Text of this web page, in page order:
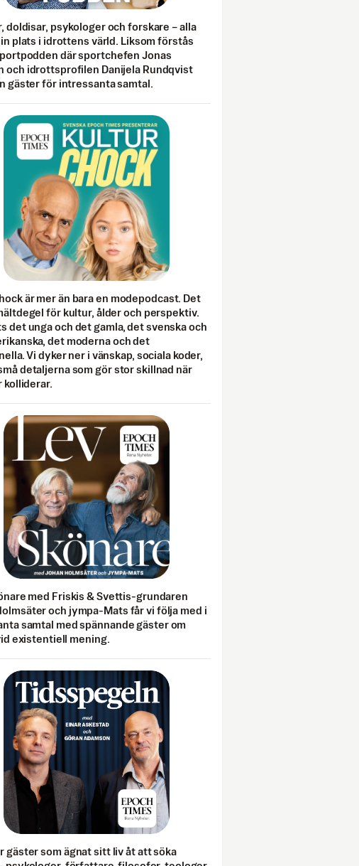
doldisar, psykologer och forskare – alla
plats i idrottens värld. Liksom förstås
där sportchefen Jonas
och idrottsprofilen Danijela Rundqvist
gäster för intressanta samtal.
är mer än bara en modepodcast. Det
för kultur, ålder och perspektiv.
det unga och det gamla, det svenska och
det moderna och det
Vi dyker ner i vänskap, sociala koder,
detaljerna som gör stor skillnad när
kolliderar.
med Friskis & Svettis-grundaren
och jympa-Mats får vi följa med i
samtal med spännande gäster om
existentiell mening.
gäster som ägnat sitt liv åt att söka